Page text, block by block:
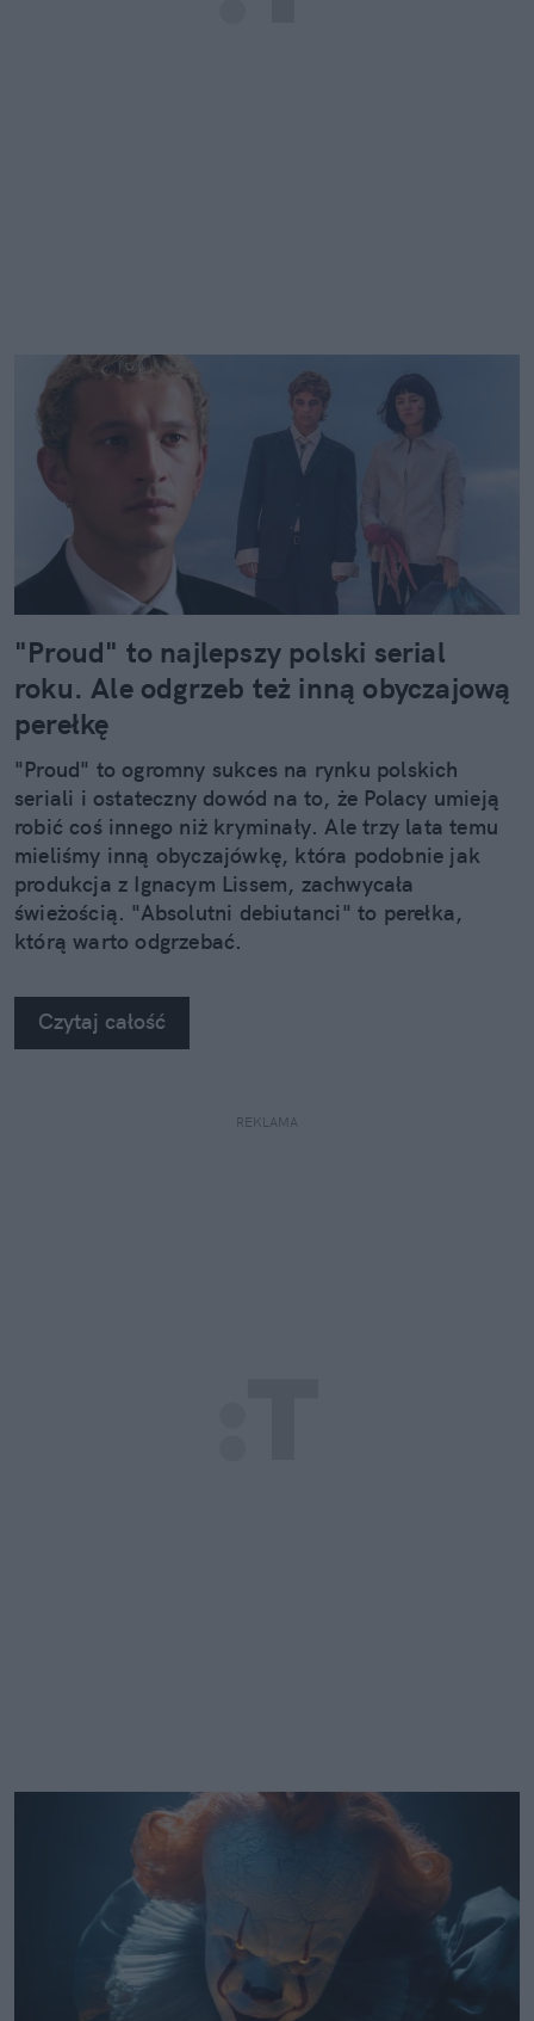
"Proud" to najlepszy polski serial
roku. Ale odgrzeb też inną obyczajową
perełkę
"Proud" to ogromny sukces na rynku polskich
seriali i ostateczny dowód na to, że Polacy umieją
robić coś innego niż kryminały. Ale trzy lata temu
mieliśmy inną obyczajówkę, która podobnie jak
produkcja z Ignacym Lissem, zachwycała
świeżością. "Absolutni debiutanci" to perełka,
którą warto odgrzebać.
Czytaj całość
REKLAMA